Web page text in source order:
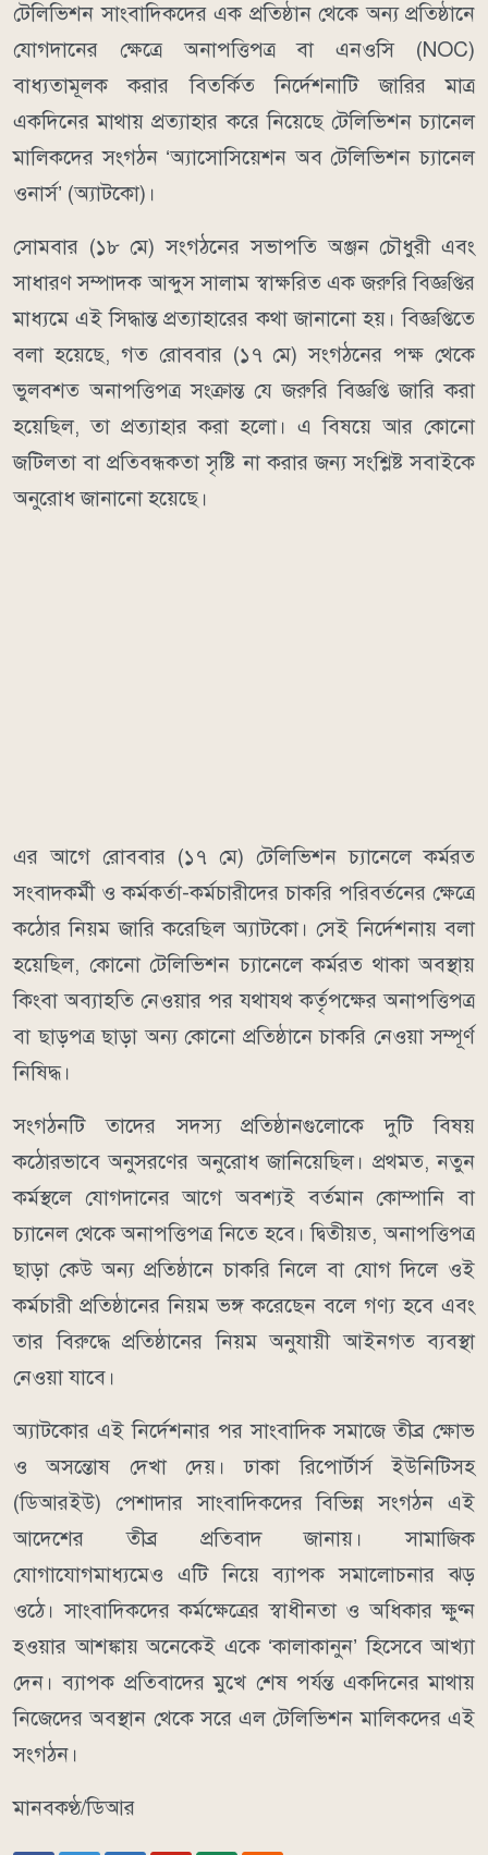
টেলিভিশন সাংবাদিকদের এক প্রতিষ্ঠান থেকে অন্য প্রতিষ্ঠানে
যোগদানের ক্ষেত্রে অনাপত্তিপত্র বা এনওসি (NOC)
বাধ্যতামূলক করার বিতর্কিত নির্দেশনাটি জারির মাত্র
একদিনের মাথায় প্রত্যাহার করে নিয়েছে টেলিভিশন চ্যানেল
মালিকদের সংগঠন ‘অ্যাসোসিয়েশন অব টেলিভিশন চ্যানেল
ওনার্স’ (অ্যাটকো)।
সোমবার (১৮ মে) সংগঠনের সভাপতি অঞ্জন চৌধুরী এবং
সাধারণ সম্পাদক আব্দুস সালাম স্বাক্ষরিত এক জরুরি বিজ্ঞপ্তির
মাধ্যমে এই সিদ্ধান্ত প্রত্যাহারের কথা জানানো হয়। বিজ্ঞপ্তিতে
বলা হয়েছে, গত রোববার (১৭ মে) সংগঠনের পক্ষ থেকে
ভুলবশত অনাপত্তিপত্র সংক্রান্ত যে জরুরি বিজ্ঞপ্তি জারি করা
হয়েছিল, তা প্রত্যাহার করা হলো। এ বিষয়ে আর কোনো
জটিলতা বা প্রতিবন্ধকতা সৃষ্টি না করার জন্য সংশ্লিষ্ট সবাইকে
অনুরোধ জানানো হয়েছে।
এর আগে রোববার (১৭ মে) টেলিভিশন চ্যানেলে কর্মরত
সংবাদকর্মী ও কর্মকর্তা-কর্মচারীদের চাকরি পরিবর্তনের ক্ষেত্রে
কঠোর নিয়ম জারি করেছিল অ্যাটকো। সেই নির্দেশনায় বলা
হয়েছিল, কোনো টেলিভিশন চ্যানেলে কর্মরত থাকা অবস্থায়
কিংবা অব্যাহতি নেওয়ার পর যথাযথ কর্তৃপক্ষের অনাপত্তিপত্র
বা ছাড়পত্র ছাড়া অন্য কোনো প্রতিষ্ঠানে চাকরি নেওয়া সম্পূর্ণ
নিষিদ্ধ।
সংগঠনটি তাদের সদস্য প্রতিষ্ঠানগুলোকে দুটি বিষয়
কঠোরভাবে অনুসরণের অনুরোধ জানিয়েছিল। প্রথমত, নতুন
কর্মস্থলে যোগদানের আগে অবশ্যই বর্তমান কোম্পানি বা
চ্যানেল থেকে অনাপত্তিপত্র নিতে হবে। দ্বিতীয়ত, অনাপত্তিপত্র
ছাড়া কেউ অন্য প্রতিষ্ঠানে চাকরি নিলে বা যোগ দিলে ওই
কর্মচারী প্রতিষ্ঠানের নিয়ম ভঙ্গ করেছেন বলে গণ্য হবে এবং
তার বিরুদ্ধে প্রতিষ্ঠানের নিয়ম অনুযায়ী আইনগত ব্যবস্থা
নেওয়া যাবে।
অ্যাটকোর এই নির্দেশনার পর সাংবাদিক সমাজে তীব্র ক্ষোভ
ও অসন্তোষ দেখা দেয়। ঢাকা রিপোর্টার্স ইউনিটিসহ
(ডিআরইউ) পেশাদার সাংবাদিকদের বিভিন্ন সংগঠন এই
আদেশের তীব্র প্রতিবাদ জানায়। সামাজিক
যোগাযোগমাধ্যমেও এটি নিয়ে ব্যাপক সমালোচনার ঝড়
ওঠে। সাংবাদিকদের কর্মক্ষেত্রের স্বাধীনতা ও অধিকার ক্ষুণ্ন
হওয়ার আশঙ্কায় অনেকেই একে ‘কালাকানুন’ হিসেবে আখ্যা
দেন। ব্যাপক প্রতিবাদের মুখে শেষ পর্যন্ত একদিনের মাথায়
নিজেদের অবস্থান থেকে সরে এল টেলিভিশন মালিকদের এই
সংগঠন।
মানবকণ্ঠ/ডিআর